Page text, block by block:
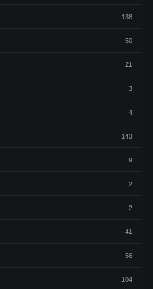
138
50
21
3
4
143
9
2
2
41
56
104